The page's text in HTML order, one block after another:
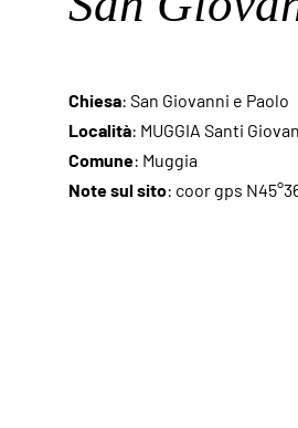
Chiesa: San Giovanni e Paolo
Località: MUGGIA Santi
Comune: Muggia
Note sul sito: coor gps